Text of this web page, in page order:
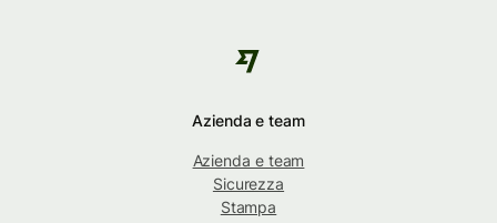
Azienda e team
Azienda e team
Sicurezza
Stampa